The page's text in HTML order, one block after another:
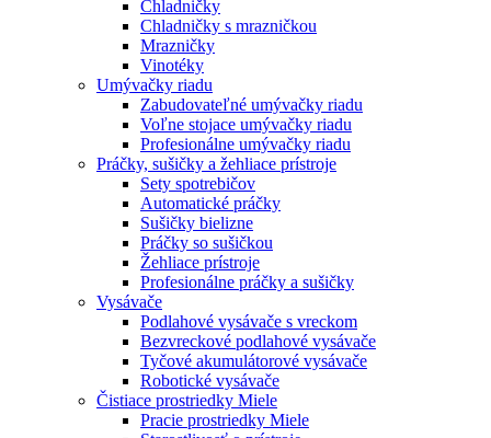
Chladničky
Chladničky s mrazničkou
Mrazničky
Vinotéky
Umývačky riadu
Zabudovateľné umývačky riadu
Voľne stojace umývačky riadu
Profesionálne umývačky riadu
Práčky, sušičky a žehliace prístroje
Sety spotrebičov
Automatické práčky
Sušičky bielizne
Práčky so sušičkou
Žehliace prístroje
Profesionálne práčky a sušičky
Vysávače
Podlahové vysávače s vreckom
Bezvreckové podlahové vysávače
Tyčové akumulátorové vysávače
Robotické vysávače
Čistiace prostriedky Miele
Pracie prostriedky Miele